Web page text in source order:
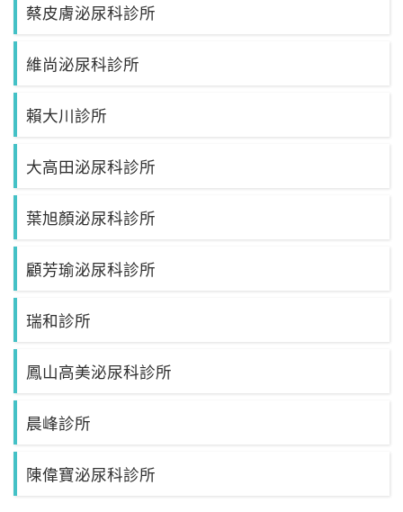
蔡皮膚泌尿科診所
維尚泌尿科診所
賴大川診所
大高田泌尿科診所
葉旭顏泌尿科診所
顧芳瑜泌尿科診所
瑞和診所
鳳山高美泌尿科診所
晨峰診所
陳偉寶泌尿科診所